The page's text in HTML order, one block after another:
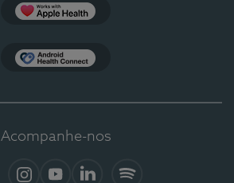
Acompanhe-nos